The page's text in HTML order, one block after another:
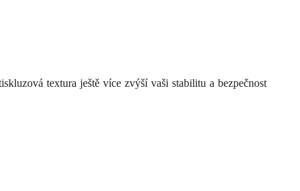
textura ještě více zvýší vaši stabilitu a bezpečnost